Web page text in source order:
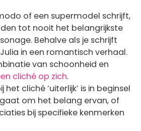
of een supermodel schrijft,
tot nooit het belangrijkste
Behalve als je schrijft
in een romantisch verhaal.
van schoonheid en
cliché op zich.
cliché ‘uiterlijk’ is in beginsel
om het belang ervan, of
bij specifieke kenmerken